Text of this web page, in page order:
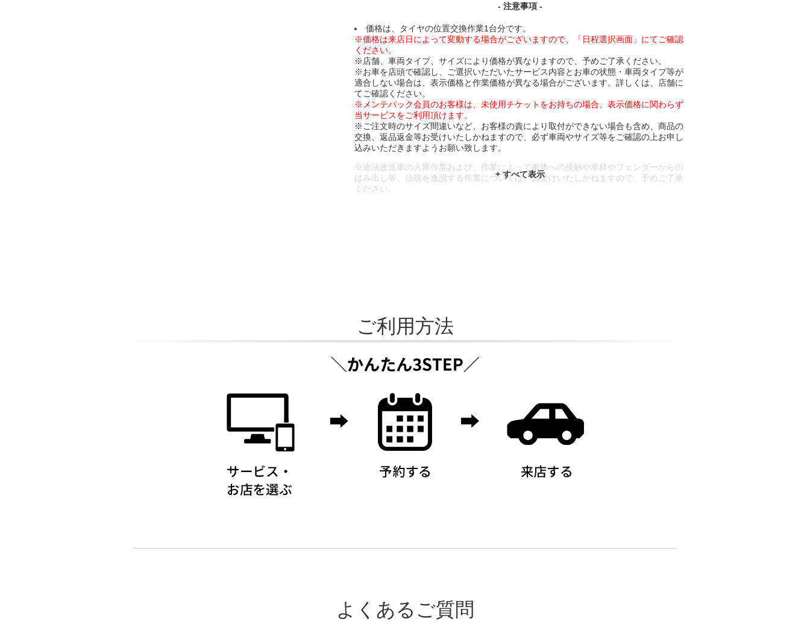
- 注意事項 -
価格は、タイヤの位置交換作業1台分です。
※価格は来店日によって変動する場合がございますので、「日程選択画面」にてご確認
ください。
※店舗、車両タイプ、サイズにより価格が異なりますので、予めご了承ください。
※お車を店頭で確認し、ご選択いただいたサービス内容とお車の状態・車両タイプ等が
適合しない場合は、表示価格と作業価格が異なる場合がございます。詳しくは、店舗に
てご確認ください。
※メンテパック会員のお客様は、未使用チケットをお持ちの場合、表示価格に関わらず
当サービスをご利用頂けます。
※ご注文時のサイズ間違いなど、お客様の責により取付ができない場合も含め、商品の
交換、返品返金等お受けいたしかねますので、必ず車両やサイズ等をご確認の上お申し
込みいただきますようお願い致します。
※違法改造車の入庫作業および、作業によって車体への接触や車枠やフェンダーからの
はみ出し等、法規を逸脱する作業については、お受けいたしかねますので、予めご了承
ください。
ご利用方法
よくあるご質問